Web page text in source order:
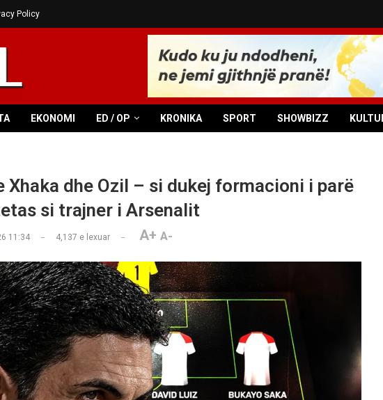
Policy
EKONOMI ED / OP KRONIKA SPORT SHOWBIZZ
Xhaka dhe Ozil – si dukej formacioni i parë
si trajner i Arsenalit
11:34 4,137 e lexuar A+ A-